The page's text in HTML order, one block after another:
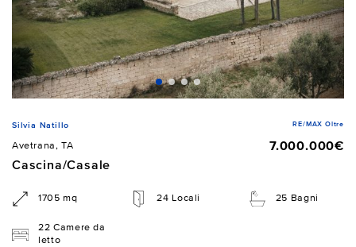
Silvia Natillo RE/MAX Oltre
Avetrana, TA
7.000.000€
Cascina/Casale
1705 mq 24 Locali 25 Bagni
22 Camere da
letto